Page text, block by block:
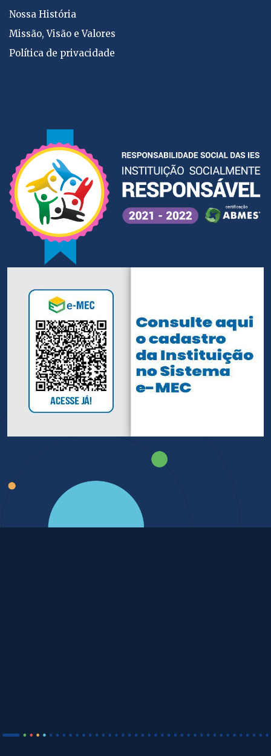
Nossa História
Missão, Visão e Valores
Política de privacidade